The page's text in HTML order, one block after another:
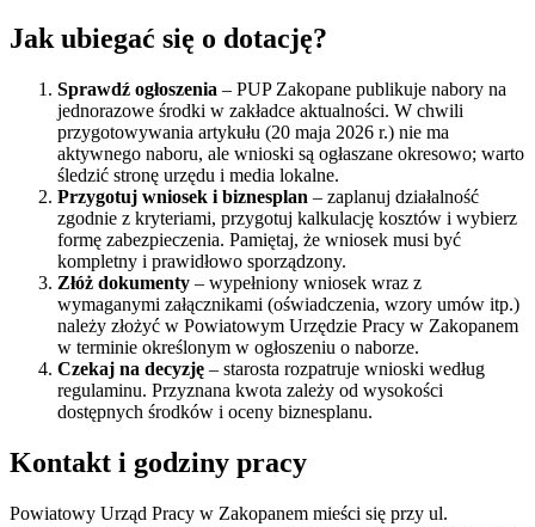
Jak ubiegać się o dotację?
Sprawdź ogłoszenia – PUP Zakopane publikuje nabory na
jednorazowe środki w zakładce aktualności. W chwili
przygotowywania artykułu (20 maja 2026 r.) nie ma
aktywnego naboru, ale wnioski są ogłaszane okresowo; warto
śledzić stronę urzędu i media lokalne.
Przygotuj wniosek i biznesplan – zaplanuj działalność
zgodnie z kryteriami, przygotuj kalkulację kosztów i wybierz
formę zabezpieczenia. Pamiętaj, że wniosek musi być
kompletny i prawidłowo sporządzony.
Złóż dokumenty – wypełniony wniosek wraz z
wymaganymi załącznikami (oświadczenia, wzory umów itp.)
należy złożyć w Powiatowym Urzędzie Pracy w Zakopanem
w terminie określonym w ogłoszeniu o naborze.
Czekaj na decyzję – starosta rozpatruje wnioski według
regulaminu. Przyznana kwota zależy od wysokości
dostępnych środków i oceny biznesplanu.
Kontakt i godziny pracy
Powiatowy Urząd Pracy w Zakopanem mieści się przy ul.